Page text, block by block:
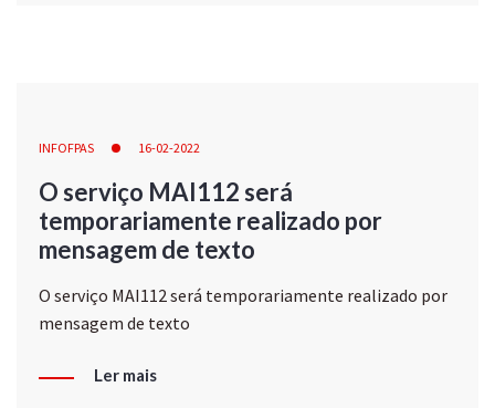
INFOFPAS 16-02-2022
O serviço MAI112 será
temporariamente realizado por
mensagem de texto
O serviço MAI112 será temporariamente realizado por
mensagem de texto
Ler mais